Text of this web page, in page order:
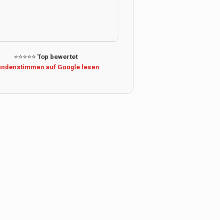
⭐⭐⭐⭐⭐Top bewertet
auf Google lesen